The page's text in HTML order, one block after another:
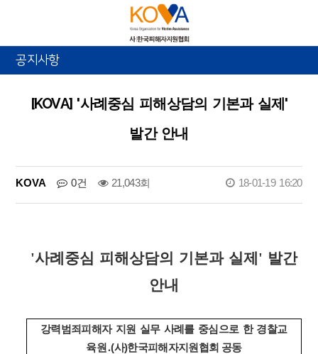
공지사항
[KOVA] '사례중심 피해상담의 기본과 실제'
발간 안내
KOVA 0건 21,043회 18-01-19 16:20
'사례중심 피해상담의 기본과 실제' 발간
안내
강력범죄피해자 지원 실무 사례를 중심으로 한 경찰교
육원 ․(사)한국피해자지원 협회 공동